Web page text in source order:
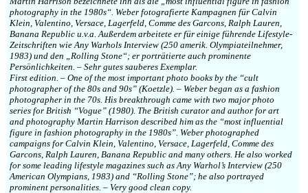
photography in the 1980s“. Weber fotografierte Kampagnen für Calvin
Klein, Valentino, Versace, Lagerfeld, Comme des Garcons, Ralph Lauren,
Banana Republic u.v.a. Außerdem arbeitete er für einige führende Lifestyle-
Zeitschriften wie Any Warhols Interview (250 amerik. Olympiateilnehmer,
1983) und den „Rolling Stone“; er porträtierte auch prominente
Persönlichkeiten. – Sehr gutes sauberes Exemplar.
First edition. – One of the most important photo books by the “cult
photographer of the 80s and 90s” (Koetzle). – Weber began as a fashion
photographer in the 70s. His breakthrough came with two major photo
series for British “Vogue” (1980). The British curator and author for art
and photography Martin Harrison described him as the “most influential
figure in fashion photography in the 1980s”. Weber photographed
campaigns for Calvin Klein, Valentino, Versace, Lagerfeld, Comme des
Garcons, Ralph Lauren, Banana Republic and many others. He also worked
for some leading lifestyle magazines such as Any Warhol’s Interview (250
American Olympians, 1983) and “Rolling Stone”; he also portrayed
prominent personalities. – Very good clean copy.